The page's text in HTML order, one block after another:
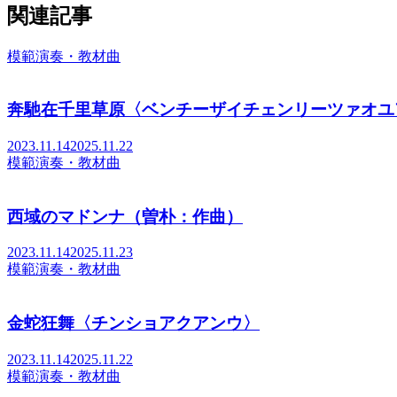
ビ
ゲ
ー
シ
ン
関連記事
模範演奏・教材曲
奔馳在千里草原〈ベンチーザイチェンリーツァオ
2023.11.142025.11.22
模範演奏・教材曲
西域のマドンナ（曽朴：作曲）
2023.11.142025.11.23
模範演奏・教材曲
金蛇狂舞〈チンショアクアンウ〉
2023.11.142025.11.22
模範演奏・教材曲